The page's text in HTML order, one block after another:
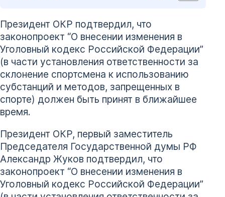
Президент ОКР подтвердил, что
законопроект “О внесении изменения в
Уголовный кодекс Российской Федерации”
(в части установления ответственности за
склонение спортсмена к использованию
субстанций и методов, запрещенных в
спорте) должен быть принят в ближайшее
время.
Президент ОКР, первый заместитель
Председателя Государственной думы РФ
Александр Жуков подтвердил, что
законопроект “О внесении изменения в
Уголовный кодекс Российской Федерации”